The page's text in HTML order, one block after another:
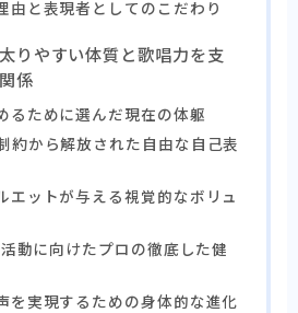
由と表現者としてのこだわり
りやすい体質と歌唱力を支
係
るために選んだ現在の体躯
約から解放された自由な自己表
エットが与える視覚的なボリュ
動に向けたプロの徹底した健
を実現するための身体的な進化